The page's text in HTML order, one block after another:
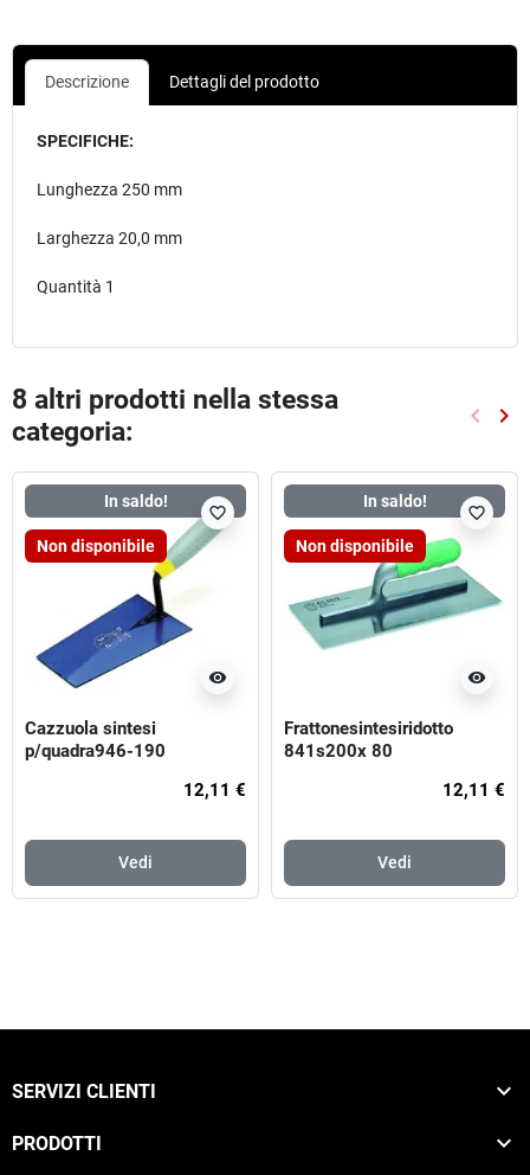
Descrizione Dettagli del prodotto
SPECIFICHE:
Lunghezza 250 mm
Larghezza 20,0 mm
Quantità 1
8 altri prodotti nella stessa
categoria:
keyboard_arrow_left keyboard_arrow_right
In saldo!
Non disponibile
visibility
favorite_border
Cazzuola sintesi
p/quadra946-190
12,11 €
Vedi
In saldo!
Non disponibile
visibility
favorite_border
Frattonesintesiridotto
841s200x 80
12,11 €
Vedi
SERVIZI CLIENTI 
PRODOTTI 